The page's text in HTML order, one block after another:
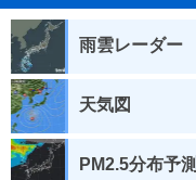
雨雲レーダー
天気図
PM2.5分布予測